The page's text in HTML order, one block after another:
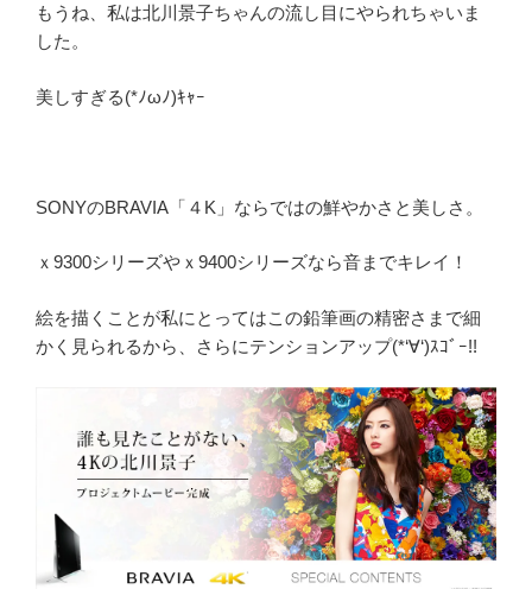
もうね、私は北川景子ちゃんの流し目にやられちゃいま
した。
美しすぎる(*ﾉωﾉ)ｷｬｰ
SONYのBRAVIA「４K」ならではの鮮やかさと美しさ。
ｘ9300シリーズやｘ9400シリーズなら音までキレイ！
絵を描くことが私にとってはこの鉛筆画の精密さまで細
かく見られるから、さらにテンションアップ(*‘∀‘)ｽｺﾞｰ!!